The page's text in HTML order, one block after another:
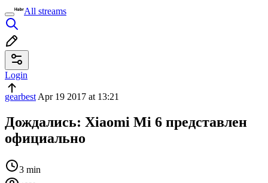
All streams
Login
gearbest Apr 19 2017 at 13:21
Дождались: Xiaomi Mi 6 представлен
официально
3 min